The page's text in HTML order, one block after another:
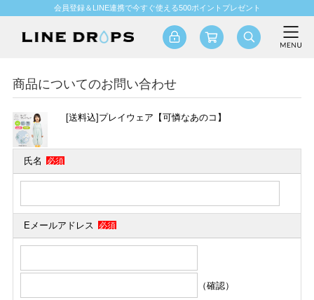
会員登録＆LINE連携で今すぐ使える500ポイントプレゼント
商品についてのお問い合わせ
[送料込]プレイウェア【可憐なあのコ】
氏名 必須
Eメールアドレス 必須
（確認）